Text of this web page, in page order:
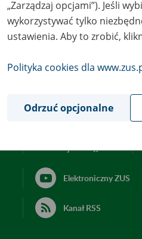
Elektroniczny ZUS
Kanał RSS
„Zarządzaj opcjami”). Jeśli
wykorzystywać tylko
ustawienia. Aby to zrobić,
Polityka cookies dla
Odrzuć opcjonalne